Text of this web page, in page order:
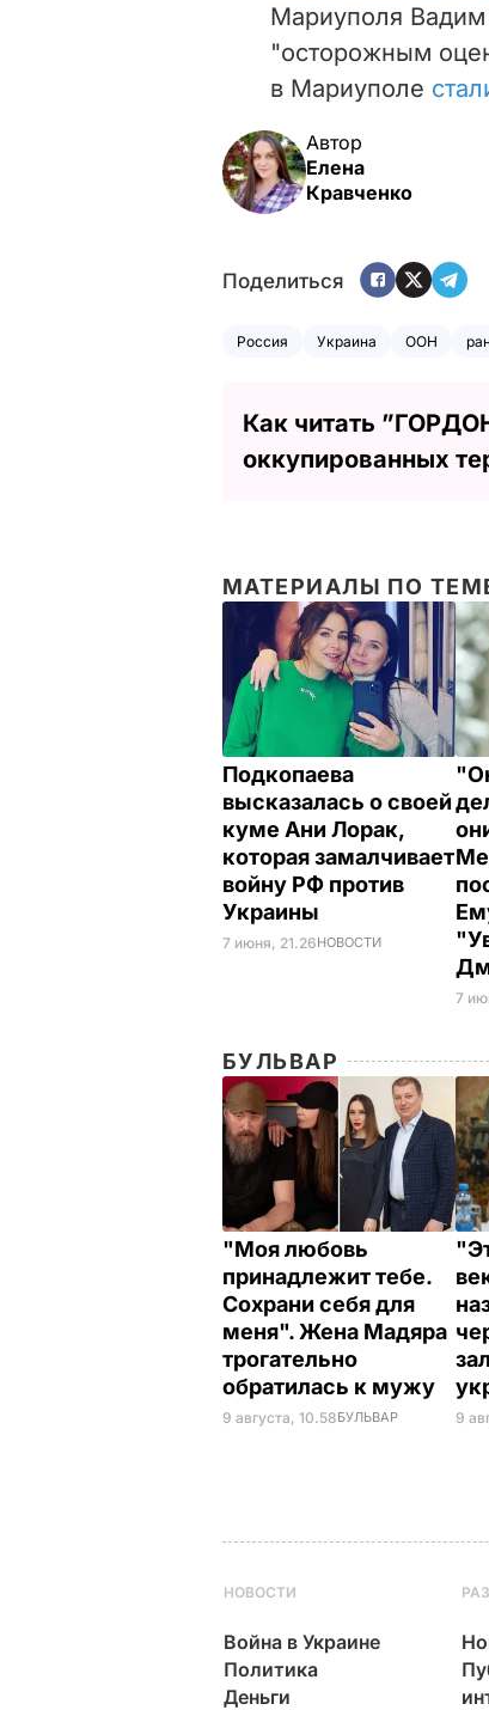
Мариуполя
"осторожным
в Мариуполе
Автор
Елена
Кравченко
Поделиться
Россия Украина ООН
Как читать
оккупированных
МАТЕРИАЛЫ ПО
Подкопаева
высказалась о своей
куме Ани Лорак,
которая замалчивает
войну РФ против
Украины
7 июня, 21.26НОВОСТИ
7
БУЛЬВАР
"Моя любовь
принадлежит тебе.
Сохрани себя для
меня". Жена Мадяра
трогательно
обратилась к мужу
9 августа, 10.58БУЛЬВАР 9
НОВОСТИ
Война в Украине
Политика
Деньги